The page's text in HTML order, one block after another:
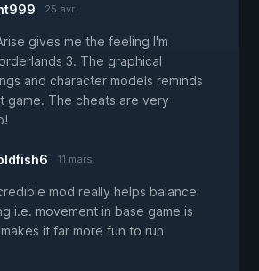
25 avr.
gives me the feeling I'm
3. The graphical
and character models reminds
game. The cheats are very
11 mars
mod really helps balance
i.e. movement in base game is
it far more fun to run